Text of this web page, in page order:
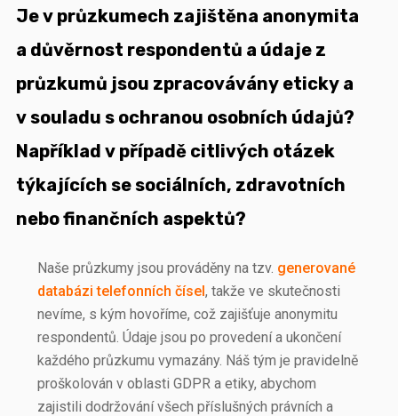
Je v průzkumech zajištěna anonymita
a důvěrnost respondentů a údaje z
průzkumů jsou zpracovávány eticky a
v souladu s ochranou osobních údajů?
Například v případě citlivých otázek
týkajících se sociálních, zdravotních
nebo finančních aspektů?
Naše průzkumy jsou prováděny na tzv. generované
databázi telefonních čísel, takže ve skutečnosti
nevíme, s kým hovoříme, což zajišťuje anonymitu
respondentů. Údaje jsou po provedení a ukončení
každého průzkumu vymazány. Náš tým je pravidelně
proškolován v oblasti GDPR a etiky, abychom
zajistili dodržování všech příslušných právních a